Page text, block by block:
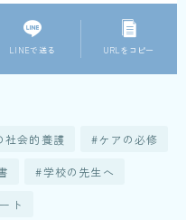
LINEで送る URLをコピー
社会的養護 ケアの必修
学校の先生へ
ト